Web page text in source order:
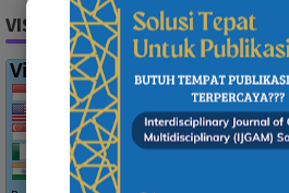
VISITOR